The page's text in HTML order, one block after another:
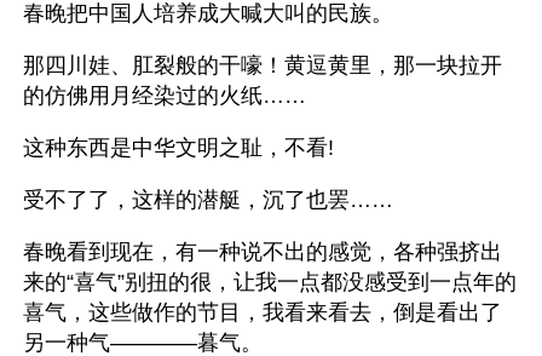
春晚把中国人培养成大喊大叫的民族。
那四川娃、肛裂般的干嚎！黄逗黄里，那一块拉开
的仿佛用月经染过的火纸……
这种东西是中华文明之耻，不看!
受不了了，这样的潜艇，沉了也罢……
春晚看到现在，有一种说不出的感觉，各种强挤出
来的“喜气”别扭的很，让我一点都没感受到一点年的
喜气，这些做作的节目，我看来看去，倒是看出了
另一种气————暮气。